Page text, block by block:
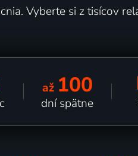
Vyberte si z tisícov
až 100
dní spätne